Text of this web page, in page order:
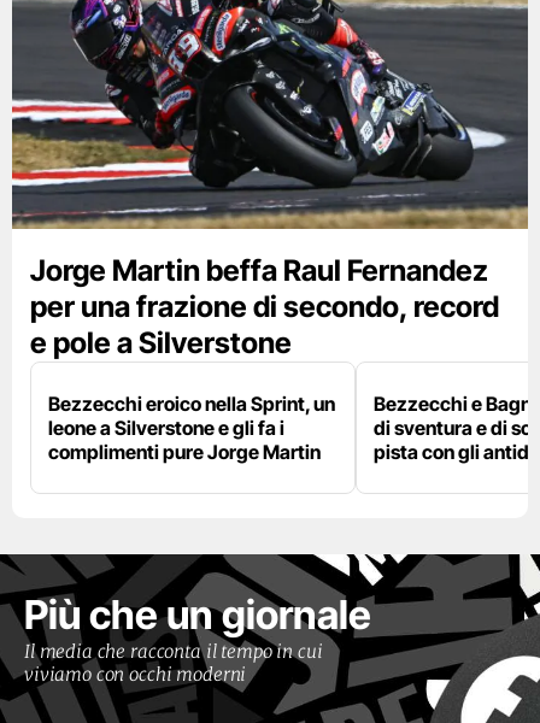
Jorge Martin beffa Raul Fernandez
per una frazione di secondo, record
e pole a Silverstone
Bezzecchi eroico nella Sprint, un
leone a Silverstone e gli fa i
complimenti pure Jorge Martin
Bezzecchi e
di sventura e di
pista con gli
Più che un giornale
Il media che racconta il tempo in cui
viviamo con occhi moderni